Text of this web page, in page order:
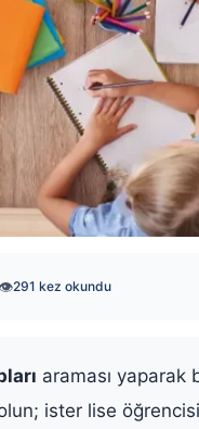
👁291 kez okundu
araması yaparak
olun; ister lise